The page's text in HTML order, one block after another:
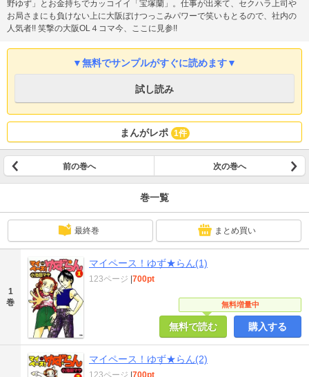
野ゆず」とお金持ちでカッコイイ「宝塚蘭」。仕事が出来て、セクハラ上司や
お局さまにも負けない上に大阪ぼけつっこみパワーで笑いもとるので、社内の
人気者!! 笑撃の大阪OL４コマ今、ここに見参!!
▼無料でサンプルがすぐに読めます▼
試し読み
まんがレポ 1件
前の巻へ 次の巻へ
巻一覧
最終巻 まとめ買い
1
巻
マイペース！ゆず★らん(1)
無料増量中
123ページ 700pt
無料で読む 購入する
マイペース！ゆず★らん(2)